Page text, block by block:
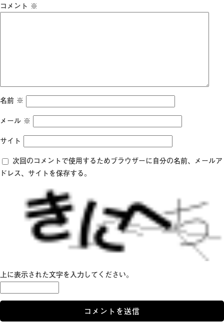
コメント ※
名前 ※
メール ※
サイト
次回のコメントで使用するためブラウザーに自分の名前、メールア
ドレス、サイトを保存する。
上に表示された文字を入力してください。